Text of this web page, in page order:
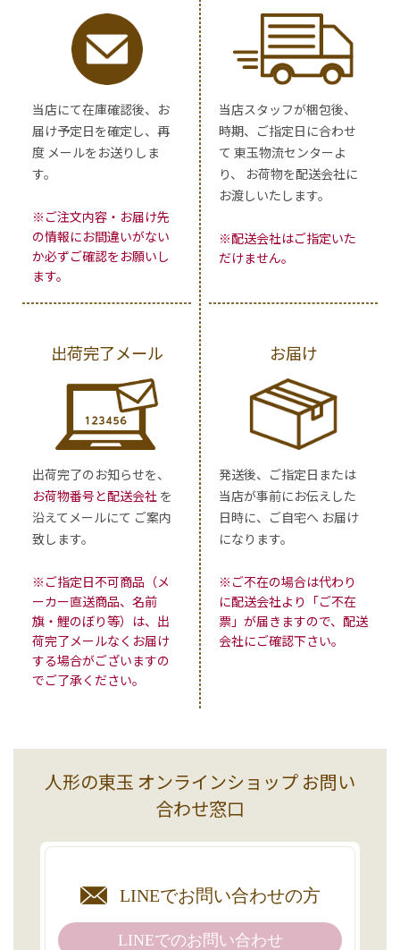
当店にて在庫確認後、お
届け予定日を確定し、再
度 メールをお送りしま
す。
※ご注文内容・お届け先
の情報にお間違いがない
か必ずご確認をお願いし
ます。
当店スタッフが梱包後、
時期、ご指定日に合わせ
て 東玉物流センターよ
り、 お荷物を配送会社に
お渡しいたします。
※配送会社はご指定いた
だけません。
出荷完了メール
出荷完了のお知らせを、
お荷物番号と配送会社 を
沿えてメールにて ご案内
致します。
※ご指定日不可商品（メ
ーカー直送商品、名前
旗・鯉のぼり等）は、出
荷完了メールなくお届け
する場合がございますの
でご了承ください。
お届け
発送後、ご指定日または
当店が事前にお伝えした
日時に、ご自宅へ お届け
になります。
※ご不在の場合は代わり
に配送会社より「ご不在
票」が届きますので、配送
会社にご確認下さい。
人形の東玉 オンラインショップ お問い
合わせ窓口
LINEでお問い合わせの方
LINEでのお問い合わせ